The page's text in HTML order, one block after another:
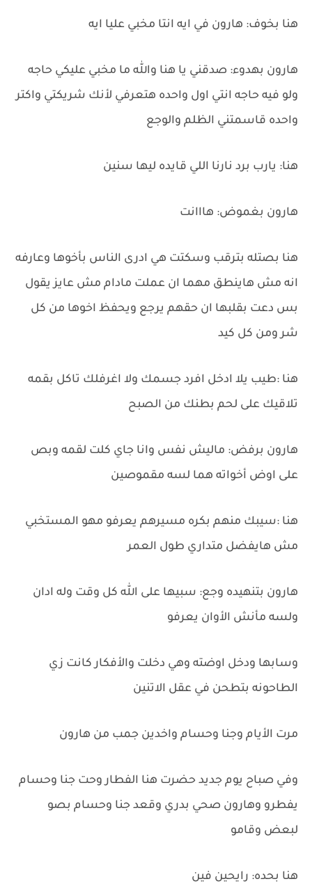
هنا بخوف: هارون في ايه انتا مخبي عليا ايه
هارون بهدوء: صدقني يا هنا والله ما مخبي عليكي حاجه
ولو فيه حاجه انتي اول واحده هتعرفي لأنك شريكتي واكتر
واحده قاسمتني الظلم والوجع
هنا: يارب برد نارنا اللي قايده ليها سنين
هارون بغموض: هااانت
هنا بصتله بترقب وسكتت هي ادرى الناس بأخوها وعارفه
انه مش هاينطق مهما ان عملت مادام مش عايز يقول
بس دعت بقلبها ان حقهم يرجع ويحفظ اخوها من كل
شر ومن كل كيد
هنا :طيب يلا ادخل افرد جسمك ولا اغرفلك تاكل بقمه
تلاقيك على لحم بطنك من الصبح
هارون برفض: ماليش نفس وانا جاي كلت لقمه وبص
على اوض أخواته هما لسه مقموصين
هنا :سيبك منهم بكره مسيرهم يعرفو مهو المستخبي
مش هايفضل متداري طول العمر
هارون بتنهيده وجع: سبيها على الله كل وقت وله ادان
ولسه مأنش الأوان يعرفو
وسابها ودخل اوضته وهي دخلت والأفكار كانت زي
الطاحونه بتطحن في عقل الاتنين
مرت الأيام وجنا وحسام واخدين جمب من هارون
وفي صباح يوم جديد حضرت هنا الفطار وحت جنا وحسام
يفطرو وهارون صحي بدري وقعد جنا وحسام بصو
لبعض وقامو
هنا بحده: رايحين فين